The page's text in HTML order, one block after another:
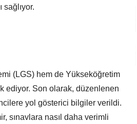
(LGS) hem de Yükseköğretim
ediyor. Son olarak, düzenlenen
yol gösterici bilgiler verildi.
sınavlara nasıl daha verimli